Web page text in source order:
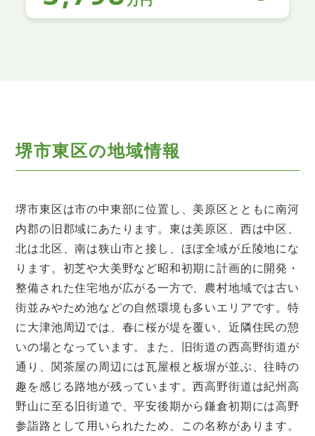
堺市東区の地域情報
堺市東区は市の中東部に位置し、美原区とともに南河
内郡の旧郡域にあたります。東は美原区、西は中区、
北は北区、南は狭山市と接し、ほぼ全域が丘陵地にな
ります。初芝や大美野など昭和初期に計画的に開発・
整備された住宅地が広がる一方で、農村地域では古い
街並みやため池などの自然環境も多いエリアです。特
に大津池周辺では、春に桜が堤を覆い、近隣住民の憩
いの場となっています。また、旧街道の西高野街道が
通り、関茶屋の周辺には瓦屋根と板塀が並ぶ、往時の
趣を感じる路地が残っています。西高野街道は紀州高
野山に至る旧街道で、平安後期から鎌倉初期には高野
参詣路として用いられたため、この名称があります。